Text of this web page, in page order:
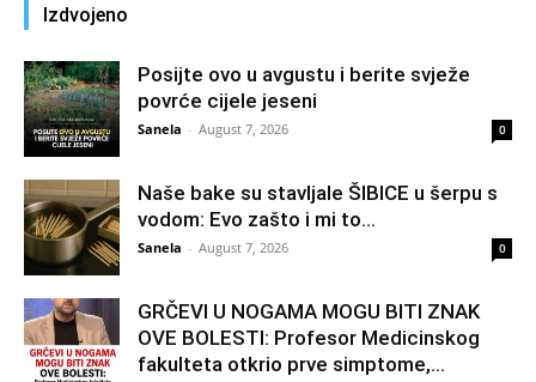
Izdvojeno
Posijte ovo u avgustu i berite svježe
povrće cijele jeseni
Sanela - August 7, 2026 0
Naše bake su stavljale ŠIBICE u šerpu s
vodom: Evo zašto i mi to...
Sanela - August 7, 2026 0
GRČEVI U NOGAMA MOGU BITI ZNAK
OVE BOLESTI: Profesor Medicinskog
fakulteta otkrio prve simptome,...